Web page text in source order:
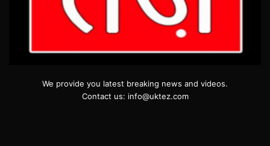
We provide you latest breaking news and videos.
Contact us: info@uktez.com